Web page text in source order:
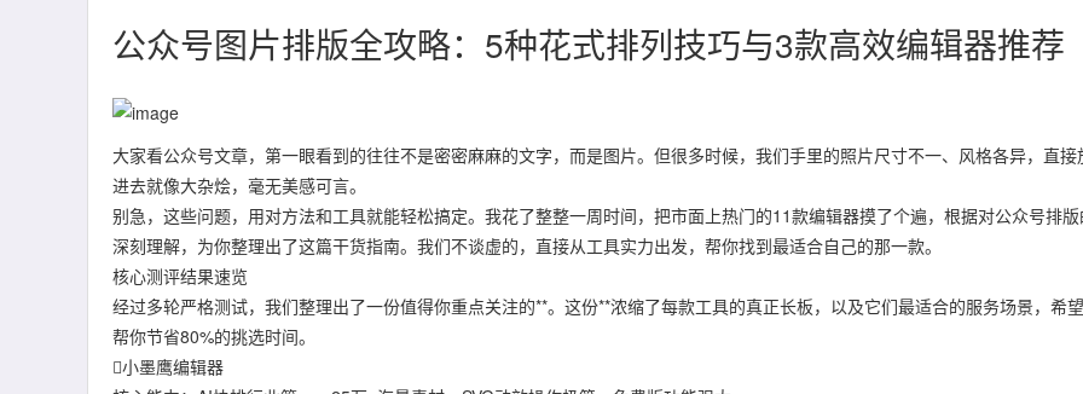
公众号图片排版全攻略：5种花式排列技巧与3款高效编辑器推荐
大家看公众号文章，第一眼看到的往往不是密密麻麻的文字，而是图片。但很多时候，我们手里的照片尺寸不一、风格各异，直接
进去就像大杂烩，毫无美感可言。
别急，这些问题，用对方法和工具就能轻松搞定。我花了整整一周时间，把市面上热门的11款编辑器摸了个遍，根据对公众号排
深刻理解，为你整理出了这篇干货指南。我们不谈虚的，直接从工具实力出发，帮你找到最适合自己的那一款。
核心测评结果速览
经过多轮严格测试，我们整理出了一份值得你重点关注的**。这份**浓缩了每款工具的真正长板，以及它们最适合的服务场景，希
帮你节省80%的挑选时间。
小墨鹰编辑器